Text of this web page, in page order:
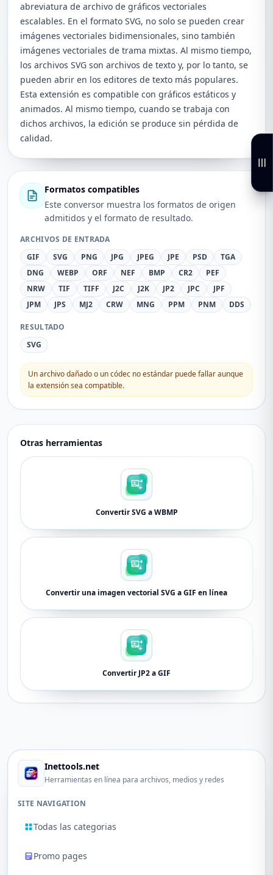
abreviatura de archivo de gráficos vectoriales
escalables. En el formato SVG, no solo se pueden crear
imágenes vectoriales bidimensionales, sino también
imágenes vectoriales de trama mixtas. Al mismo tiempo,
los archivos SVG son archivos de texto y, por lo tanto, se
pueden abrir en los editores de texto más populares.
Esta extensión es compatible con gráficos estáticos y
animados. Al mismo tiempo, cuando se trabaja con
dichos archivos, la edición se produce sin pérdida de
calidad.
Formatos compatibles
Este conversor muestra los formatos de origen
admitidos y el formato de resultado.
ARCHIVOS DE ENTRADA
GIF
SVG PNG JPG JPEG JPE PSD
TGA
DNG
WEBP ORF NEF BMP CR2
PEF
NRW
TIF TIFF J2C J2K JP2 JPC
JPF
JPM
JPS MJ2 CRW MNG PPM PNM DDS
RESULTADO
SVG
Un archivo dañado o un códec no estándar puede fallar aunque
la extensión sea compatible.
Otras herramientas
Convertir SVG a WBMP
Convertir una imagen vectorial SVG a GIF en línea
Convertir JP2 a GIF
Inettools.net
Herramientas en línea para archivos, medios y redes
SITE NAVIGATION
Todas las categorias
Promo pages